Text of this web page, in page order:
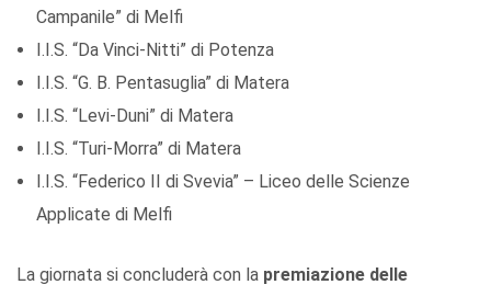
Campanile” di Melfi
I.I.S. “Da Vinci-Nitti” di Potenza
I.I.S. “G. B. Pentasuglia” di Matera
I.I.S. “Levi-Duni” di Matera
I.I.S. “Turi-Morra” di Matera
I.I.S. “Federico II di Svevia” – Liceo delle Scienze
Applicate di Melfi
La giornata si concluderà con la premiazione delle